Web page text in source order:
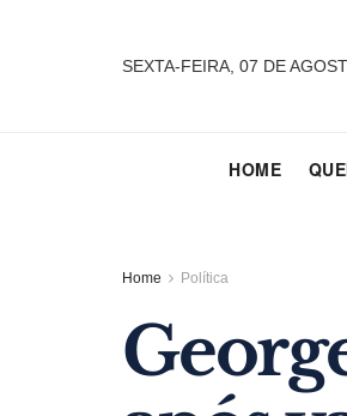
SEXTA-FEIRA, 07 DE
HOME
Home Política